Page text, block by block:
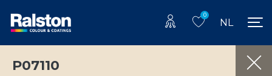
0
NL
P07110